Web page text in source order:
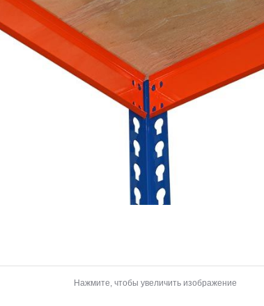
Нажмите, чтобы увеличить изображение